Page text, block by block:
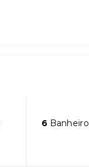
6